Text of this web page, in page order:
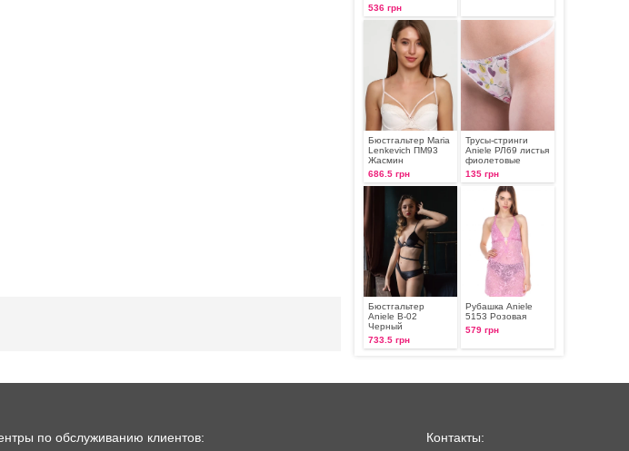
536 грн
Бюстгальтер Maria
Lenkevich ПМ93
Жасмин
686.5 грн
Трусы-стринги
Aniele РЛ69 листья
фиолетовые
135 грн
Бюстгальтер
Aniele В-02
Черный
733.5 грн
Рубашка Aniele
5153 Розовая
579 грн
по обслуживанию клиентов: Контакты: